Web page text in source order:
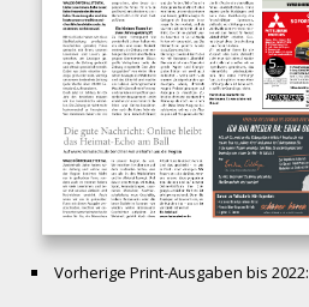
Vorherige Print-Ausgaben bis 2022: